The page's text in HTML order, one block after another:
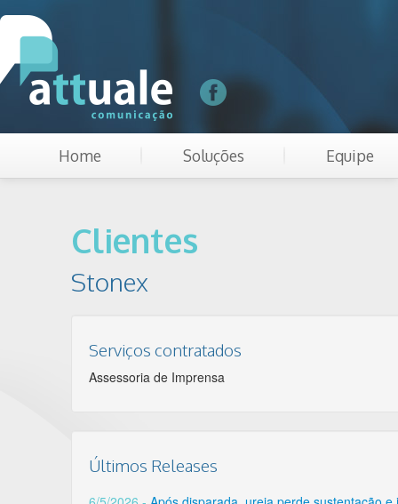
Home Soluções Equipe
Clientes
Stonex
Serviços contratados
Assessoria de Imprensa
Últimos Releases